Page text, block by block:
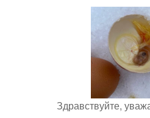
Здравствуйте,